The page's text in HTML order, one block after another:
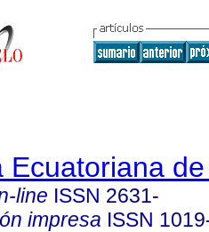
Ecuatoriana
line ISSN 2631-
impresa ISSN